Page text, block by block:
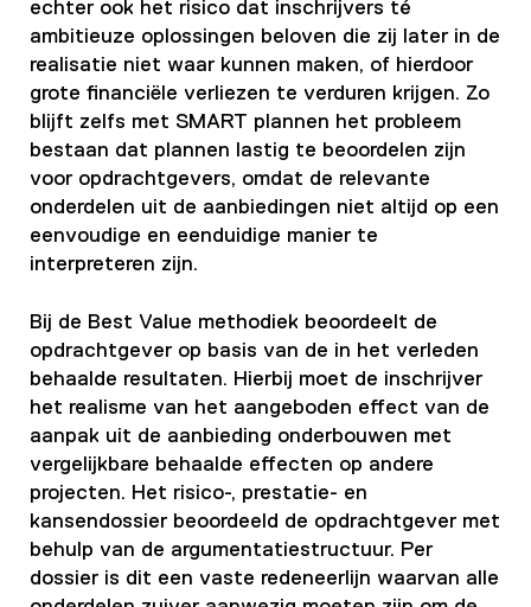
echter ook het risico dat inschrijvers té
ambitieuze oplossingen beloven die zij later in de
realisatie niet waar kunnen maken, of hierdoor
grote financiële verliezen te verduren krijgen. Zo
blijft zelfs met SMART plannen het probleem
bestaan dat plannen lastig te beoordelen zijn
voor opdrachtgevers, omdat de relevante
onderdelen uit de aanbiedingen niet altijd op een
eenvoudige en eenduidige manier te
interpreteren zijn.
Bij de Best Value methodiek beoordeelt de
opdrachtgever op basis van de in het verleden
behaalde resultaten. Hierbij moet de inschrijver
het realisme van het aangeboden effect van de
aanpak uit de aanbieding onderbouwen met
vergelijkbare behaalde effecten op andere
projecten. Het risico-, prestatie- en
kansendossier beoordeeld de opdrachtgever met
behulp van de argumentatiestructuur. Per
dossier is dit een vaste redeneerlijn waarvan alle